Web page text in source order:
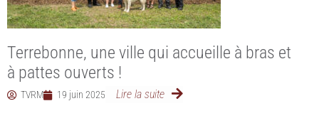
Terrebonne, une ville qui accueille à bras et
à pattes ouverts !
TVRM 19 juin 2025 Lire la suite